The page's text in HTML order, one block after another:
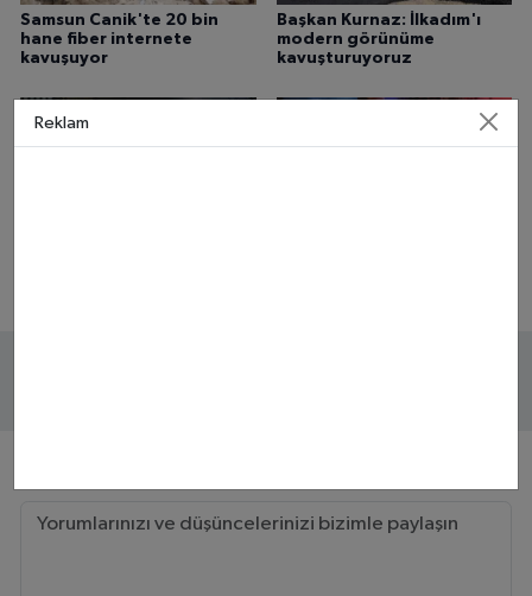
Samsun Canik'te 20 bin
hane fiber internete
kavuşuyor
Başkan Kurnaz: İlkadım'ı
modern görünüme
kavuşturuyoruz
Reklam